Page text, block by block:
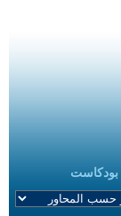
بودكاست